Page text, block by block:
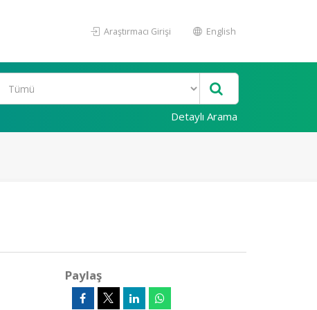
Araştırmacı Girişi English
Detaylı Arama
Paylaş